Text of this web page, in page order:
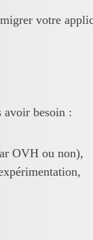
votre
avoir besoin :
OVH ou non),